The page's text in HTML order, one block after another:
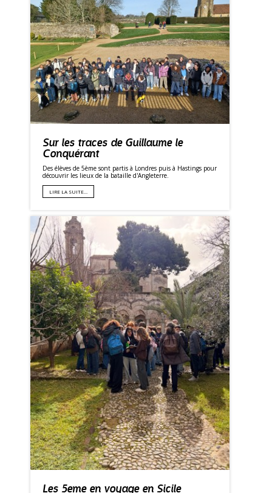
Sur les traces de Guillaume le
Conquérant
Des élèves de 5ème sont partis à Londres puis à Hastings pour
découvrir les lieux de la bataille d'Angleterre.
LIRE LA SUITE…
Les 5eme en voyage en Sicile